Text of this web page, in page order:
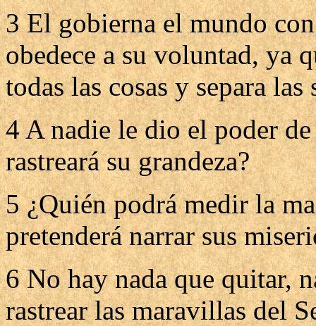
3 El gobierna el mundo
obedece a su voluntad, ya
todas las cosas y separa
4 A nadie le dio el poder
rastreará su grandeza?
5 ¿Quién podrá medir la
pretenderá narrar sus
6 No hay nada que quitar,
rastrear las maravillas del